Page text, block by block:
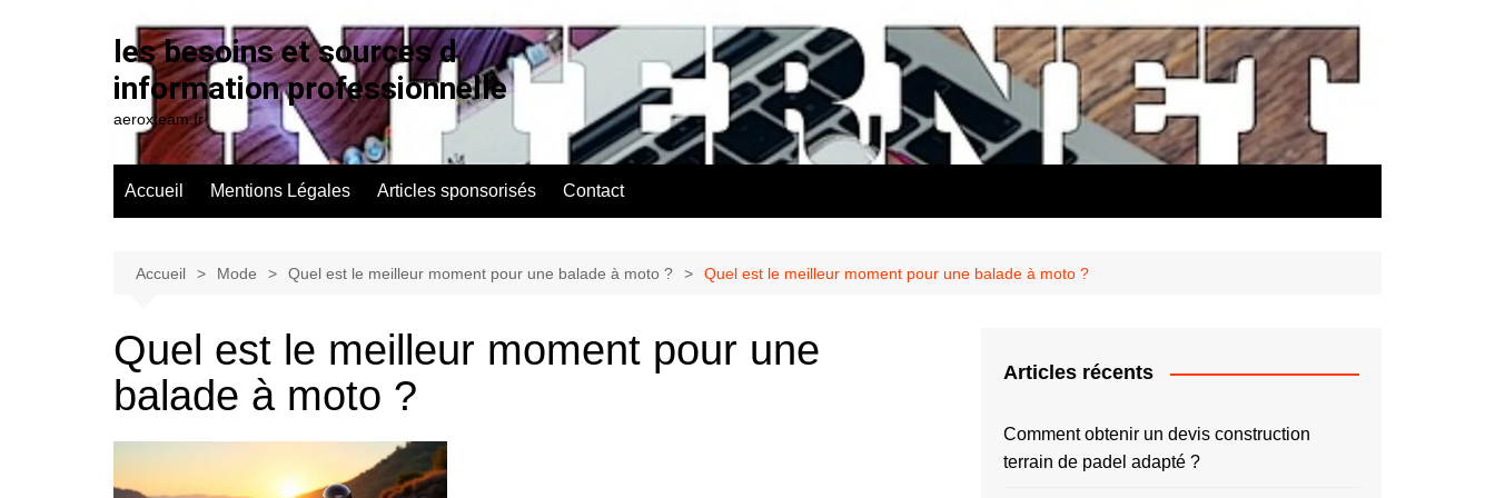
les besoins et sources d
information professionnelle
aeroxteam.fr
Accueil Mentions Légales Articles sponsorisés Contact
Accueil Mode Quel est le meilleur moment pour une balade à moto ? Quel est le meilleur moment pour une balade à moto ?
Quel est le meilleur moment pour une
balade à moto ?
Articles récents
Comment obtenir un devis construction
terrain de padel adapté ?